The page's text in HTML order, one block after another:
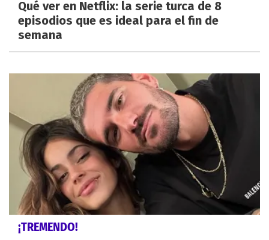
Qué ver en Netflix: la serie turca de 8
episodios que es ideal para el fin de
semana
¡TREMENDO!